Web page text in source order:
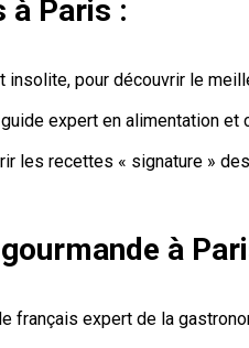
à Paris :
insolite, pour découvrir le
expert en alimentation et
les recettes « signature »
à
français expert de la